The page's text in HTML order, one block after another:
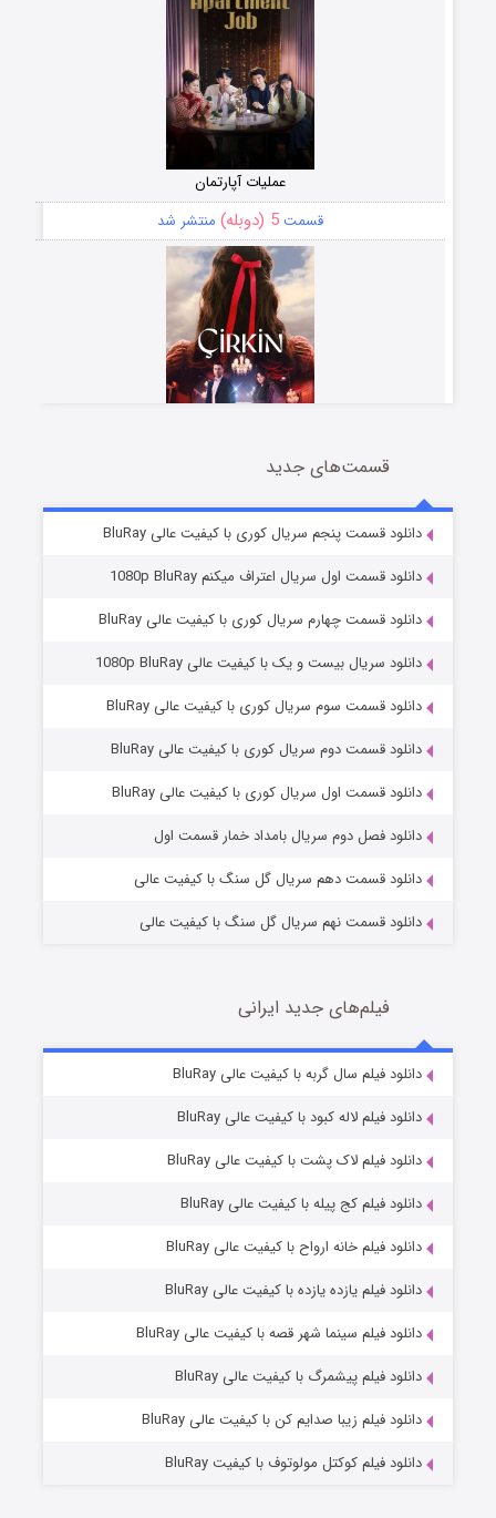
عملیات آپارتمان
قسمت5 (دوبله) منتشر شد
سریال زشت
قسمت2 (زیرنویس) منتشر شد
مردگان متحرک: شهر مرده ۳
قسمت2 (زیرنویس) منتشر شد
قسمت7 (زیرنویس) منتشر شد
قسمت‌های جدید
دانلود قسمت پنجم سریال کوری با کیفیت عالی BluRay
دانلود قسمت اول سریال اعتراف میکنم 1080p BluRay
دانلود قسمت چهارم سریال کوری با کیفیت عالی BluRay
دانلود سریال بیست و یک با کیفیت عالی 1080p BluRay
دانلود قسمت سوم سریال کوری با کیفیت عالی BluRay
دانلود قسمت دوم سریال کوری با کیفیت عالی BluRay
دانلود قسمت اول سریال کوری با کیفیت عالی BluRay
دانلود فصل دوم سریال بامداد خمار قسمت اول
دانلود قسمت دهم سریال گل سنگ با کیفیت عالی
دانلود قسمت نهم سریال گل سنگ با کیفیت عالی
فیلم‌های جدید ایرانی
دانلود فیلم سال گربه با کیفیت عالی BluRay
دانلود فیلم لاله کبود با کیفیت عالی BluRay
دانلود فیلم لاک پشت با کیفیت عالی BluRay
دانلود فیلم کج‌ پیله با کیفیت عالی BluRay
دانلود فیلم خانه ارواح با کیفیت عالی BluRay
دانلود فیلم یازده یازده با کیفیت عالی BluRay
دانلود فیلم سینما شهر قصه با کیفیت عالی BluRay
دانلود فیلم پیشمرگ با کیفیت عالی BluRay
دانلود فیلم زیبا صدایم کن با کیفیت عالی BluRay
دانلود فیلم کوکتل مولوتوف با کیفیت BluRay